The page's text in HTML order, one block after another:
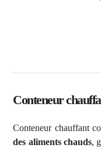
Conteneur
Conteneur chauffant
des aliments chauds,